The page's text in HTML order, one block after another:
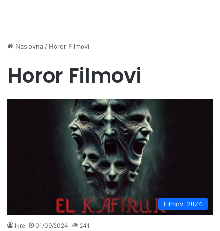
Naslovna / Horor Filmovi
Horor Filmovi
Filmovi 2024
Ikre 01/09/2024 241